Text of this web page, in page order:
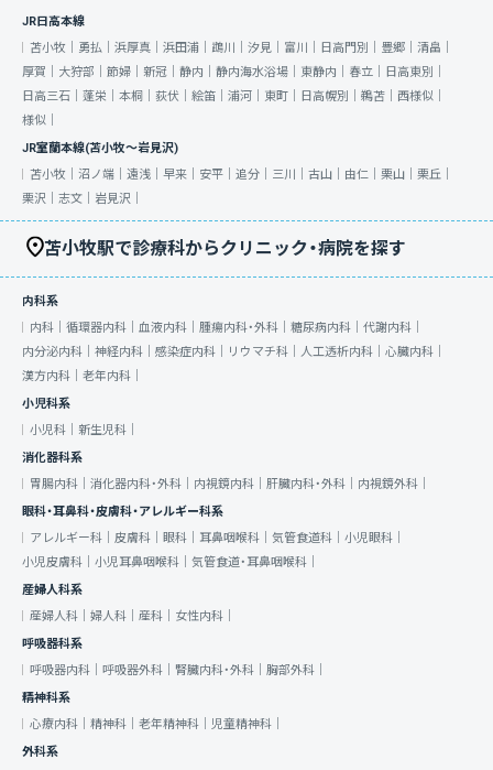
JR日高本線
苫小牧｜ 勇払｜ 浜厚真｜ 浜田浦｜ 鵡川｜ 汐見｜ 富川｜ 日高門別｜ 豊郷｜ 清畠｜
厚賀｜ 大狩部｜ 節婦｜ 新冠｜ 静内｜ 静内海水浴場｜ 東静内｜ 春立｜
日高東別｜
日高三石｜ 蓬栄｜ 本桐｜ 荻伏｜ 絵笛｜ 浦河｜ 東町｜ 日高幌別｜ 鵜苫｜ 西様似｜
様似｜
JR室蘭本線(苫小牧～岩見沢)
苫小牧｜ 沼ノ端｜ 遠浅｜ 早来｜ 安平｜ 追分｜ 三川｜ 古山｜ 由仁｜ 栗山｜ 栗丘｜
栗沢｜ 志文｜ 岩見沢｜
苫小牧駅で診療科からクリニック・病院を探す
内科系
内科｜ 循環器内科｜ 血液内科｜ 腫瘍内科・外科｜ 糖尿病内科｜ 代謝内科｜
内分泌内科｜ 神経内科｜ 感染症内科｜ リウマチ科｜ 人工透析内科｜ 心臓内科｜
漢方内科｜ 老年内科｜
小児科系
小児科｜ 新生児科｜
消化器科系
胃腸内科｜ 消化器内科・外科｜ 内視鏡内科｜ 肝臓内科・外科｜ 内視鏡外科｜
眼科・耳鼻科・皮膚科・アレルギー科系
アレルギー科｜ 皮膚科｜ 眼科｜ 耳鼻咽喉科｜ 気管食道科｜ 小児眼科｜
小児皮膚科｜ 小児耳鼻咽喉科｜ 気管食道・耳鼻咽喉科｜
産婦人科系
産婦人科｜ 婦人科｜ 産科｜ 女性内科｜
呼吸器科系
呼吸器内科｜ 呼吸器外科｜ 腎臓内科・外科｜ 胸部外科｜
精神科系
心療内科｜ 精神科｜ 老年精神科｜ 児童精神科｜
外科系